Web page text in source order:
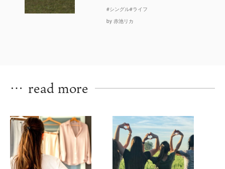
#シングル#ライフ
by 赤池リカ
… read more